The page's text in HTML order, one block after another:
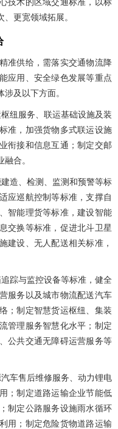
更宽领域拓展。
准供给，需落实交通物流降
应用、安全绿色发展等重点
及以下方面。
纽服务、联运基础设施及装
准，加强货物多式联运设施
衔接和信息互通；制定交邮
合。
造、检测、监测和预警等标
应巡航控制等标准，支撑自
智能理货等标准，建设智能
交换等标准，促进北斗卫星
建设、无人配送相关标准，
踪与监控设备等标准，健全
服务以及城市物流配送汽车
；制定智慧货运枢纽、集装
管理服务智慧化水平；制定
公共交通无障碍运营服务等
车售后维修服务、动力锂电
；制定道路运输企业节能低
制定公路服务设施雨水循环
用；制定危险货物道路运输